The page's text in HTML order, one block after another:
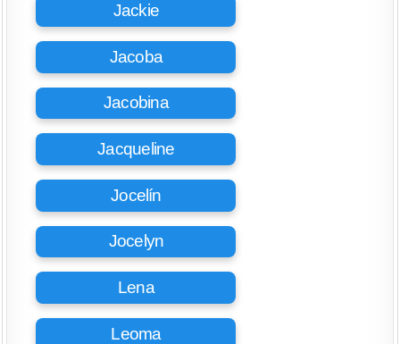
Jackie
Jacoba
Jacobina
Jacqueline
Jocelín
Jocelyn
Lena
Leoma